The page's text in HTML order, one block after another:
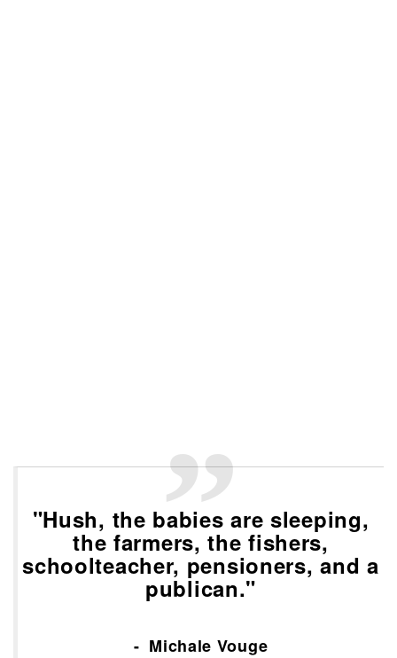
"Hush, the babies are sleeping,
the farmers, the fishers,
schoolteacher, pensioners, and a
publican."
Michale Vouge